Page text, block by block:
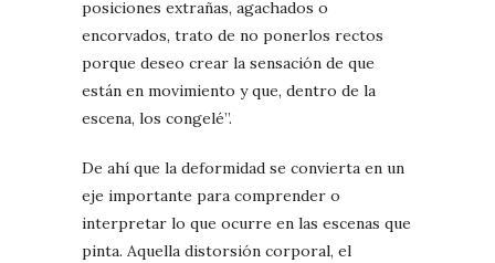
posiciones extrañas, agachados o
encorvados, trato de no ponerlos rectos
porque deseo crear la sensación de que
están en movimiento y que, dentro de la
escena, los congelé”.
De ahí que la deformidad se convierta en un
eje importante para comprender o
interpretar lo que ocurre en las escenas que
pinta. Aquella distorsión corporal, el